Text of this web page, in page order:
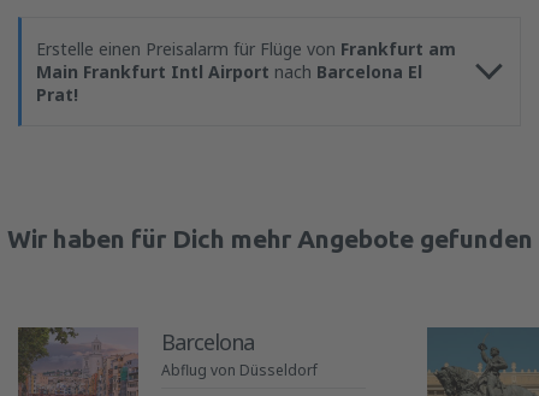
Erstelle einen Preisalarm für Flüge von Frankfurt am
Main Frankfurt Intl Airport nach Barcelona El
Prat!
Wir haben für Dich mehr Angebote gefunden
Barcelona
Abflug von Düsseldorf